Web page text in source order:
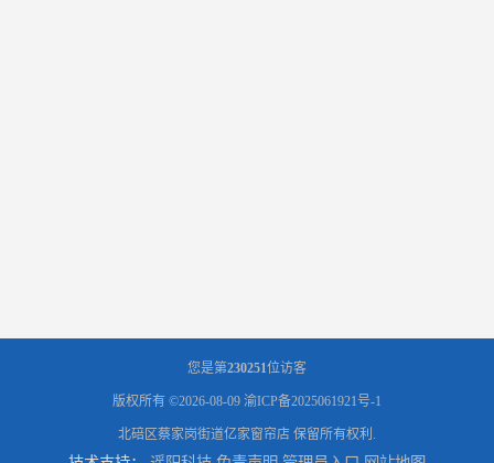
您是第230251位访客
版权所有 ©2026-08-09 渝ICP备2025061921号-1
北碚区蔡家岗街道亿家窗帘店 保留所有权利.